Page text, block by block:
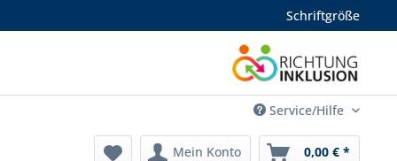
Schriftgröße
Service/Hilfe
Mein Konto 0,00 € *